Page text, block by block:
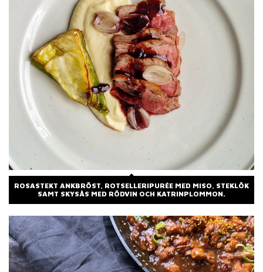
ROSASTEKT ANKBRÖST, ROTSELLERIPURÉE MED MISO, STEKLÖK
SAMT SKYSÅS MED RÖDVIN OCH KATRINPLOMMON.